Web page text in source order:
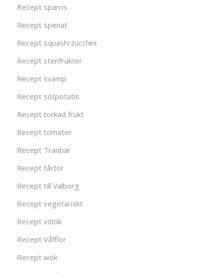
Recept sparris
Recept spenat
Recept squash/zucchini
Recept stenfrukter
Recept svamp
Recept sötpotatis
Recept torkad frukt
Recept tomater
Recept Tranbär
Recept tårtor
Recept till Valborg
Recept vegetariskt
Recept vitlök
Recept Våfflor
Recept wok